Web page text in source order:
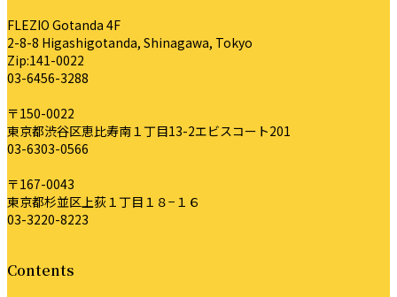
FLEZIO Gotanda 4F
2-8-8 Higashigotanda, Shinagawa, Tokyo
Zip:141-0022
03-6456-3288
〒150-0022
東京都渋谷区恵比寿南１丁目13-2エビスコート201
03-6303-0566
〒167-0043
東京都杉並区上荻１丁目１８−１６
03-3220-8223
Contents